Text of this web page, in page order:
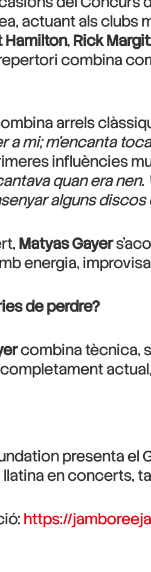
actuant als clubs
, Rick
combina
arrels
mi; m’encanta
influències
quan era
alguns
Matyas Gayer
energia,
de perdre?
combina tècnica,
presenta el
llatina en concerts,
: https://